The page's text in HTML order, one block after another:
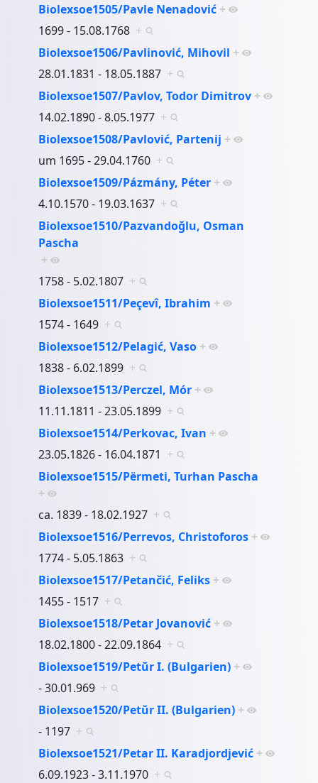
Biolexsoe1505/Pavle Nenadović +
1699 - 15.08.1768 +
Biolexsoe1506/Pavlinović, Mihovil +
28.01.1831 - 18.05.1887 +
Biolexsoe1507/Pavlov, Todor Dimitrov +
14.02.1890 - 8.05.1977 +
Biolexsoe1508/Pavlović, Partenij +
um 1695 - 29.04.1760 +
Biolexsoe1509/Pázmány, Péter +
4.10.1570 - 19.03.1637 +
Biolexsoe1510/Pazvandoğlu, Osman
Pascha
+
1758 - 5.02.1807 +
Biolexsoe1511/Peçevî, Ibrahim +
1574 - 1649 +
Biolexsoe1512/Pelagić, Vaso +
1838 - 6.02.1899 +
Biolexsoe1513/Perczel, Mór +
11.11.1811 - 23.05.1899 +
Biolexsoe1514/Perkovac, Ivan +
23.05.1826 - 16.04.1871 +
Biolexsoe1515/Përmeti, Turhan Pascha
+
ca. 1839 - 18.02.1927 +
Biolexsoe1516/Perrevos, Christoforos +
1774 - 5.05.1863 +
Biolexsoe1517/Petančić, Feliks +
1455 - 1517 +
Biolexsoe1518/Petar Jovanović +
18.02.1800 - 22.09.1864 +
Biolexsoe1519/Petŭr I. (Bulgarien) +
- 30.01.969 +
Biolexsoe1520/Petŭr II. (Bulgarien) +
- 1197 +
Biolexsoe1521/Petar II. Karadjordjević +
6.09.1923 - 3.11.1970 +